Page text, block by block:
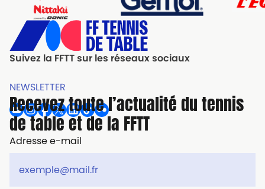
Suivez la FFTT sur les réseaux sociaux
NEWSLETTER
Recevez toute l’actualité du tennis
de table et de la FFTT
Adresse e-mail